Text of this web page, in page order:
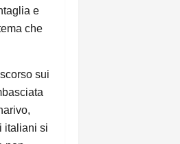
e
che
sui
italiani si